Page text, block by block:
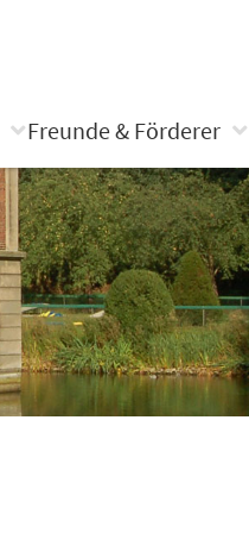
Freunde & Förderer